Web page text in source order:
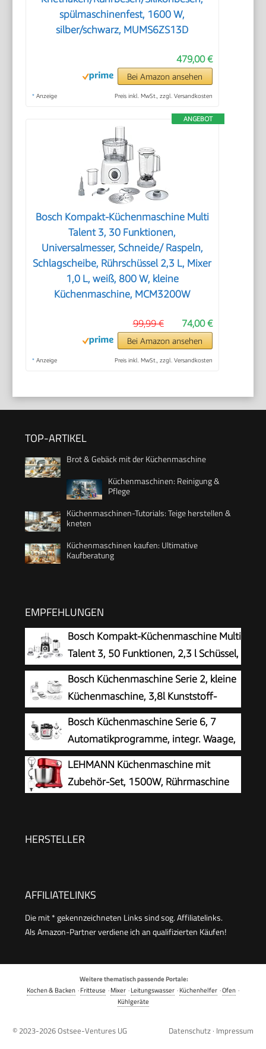
spülmaschinenfest, 1600 W,
silber/schwarz, MUMS6ZS13D
479,00 €
Bei Amazon ansehen
* Anzeige Preis inkl. MwSt., zzgl. Versandkosten
ANGEBOT
Bosch Kompakt-Küchenmaschine Multi
Talent 3, 30 Funktionen,
Universalmesser, Schneide/ Raspeln,
Schlagscheibe, Rührschüssel 2,3 L, Mixer
1,0 L, weiß, 800 W, kleine
Küchenmaschine, MCM3200W
74,00 €
99,99 €
Bei Amazon ansehen
* Anzeige Preis inkl. MwSt., zzgl. Versandkosten
TOP-ARTIKEL
Brot & Gebäck mit der Küchenmaschine
Küchenmaschinen: Reinigung &
Pflege
Küchenmaschinen-Tutorials: Teige herstellen &
kneten
Küchenmaschinen kaufen: Ultimative
Kaufberatung
EMPFEHLUNGEN
Bosch Kompakt-Küchenmaschine Multi
Talent 3, 50 Funktionen, 2,3 l Schüssel,
Mixer, spülmaschinengeeignet,
Universalzerkleinerer, kleine Küchenmaschine,
800 Watt, schwarz/Edelstahl, MCM3501M
Bosch Küchenmaschine Serie 2, kleine
Küchenmaschine, 3,8l Kunststoff-
Schüssel, Durchlaufschnitzler, 4
Scheiben, 4 Stufen,
Knethaken/Rührbesen/Schlagbesen,
spülmaschinenfest, 700 W, weiß, MUMS2AW01
Bosch Küchenmaschine Serie 6, 7
Automatikprogramme, integr. Waage,
5,5l Schüssel, Durchlaufschnitzler,
Scheiben, Knethaken/Rührbesen/Silikonbesen,
spülmaschinenfest, 1600 W, silber/schwarz,
LEHMANN Küchenmaschine mit
Zubehör-Set, 1500W, Rührmaschine
Knetmaschine mit 3 Rühreinsätze und
HERSTELLER
AFFILIATELINKS
Die mit * gekennzeichneten Links sind sog. Affiliatelinks.
Als Amazon-Partner verdiene ich an qualifizierten Käufen!
Weitere thematisch passende Portale:
Kochen & Backen ·Fritteuse ·Mixer ·Leitungswasser ·Küchenhelfer ·Ofen ·
Kühlgeräte
© 2023-2026Ostsee-Ventures UG Datenschutz · Impressum